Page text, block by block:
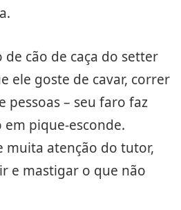
cão de caça do setter
ele goste de cavar, correr
pessoas – seu faro faz
pique-esconde.
muita atenção do tutor,
e mastigar o que não